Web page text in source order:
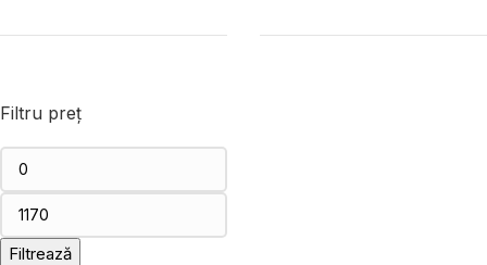
Filtru preț
Filtrează